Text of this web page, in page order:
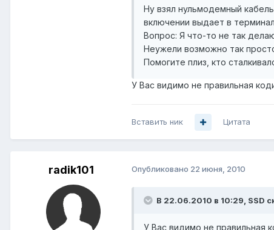
Ну взял нульмодемный
включении выдает в
Вопрос: Я что-то не так
Неужели возможно так
Помогите плиз, кто
У Вас видимо не правильная
Вставить ник Цитата
radik101 Опубликовано 22 июня, 2010
В 22.06.2010 в 10:29, SSD
У Вас видимо не правильная